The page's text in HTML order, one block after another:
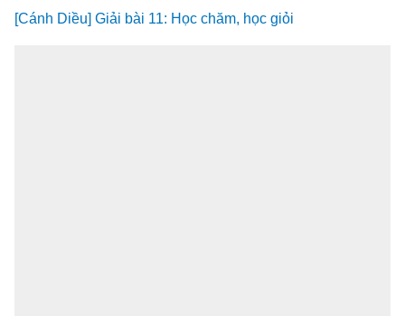
[Cánh Diều] Giải bài 11: Học chăm, học giỏi